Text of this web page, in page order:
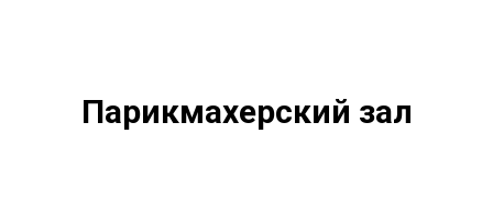
Парикмахерский зал